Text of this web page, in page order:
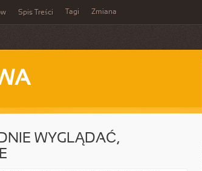
Spis Treści Tagi Zmiana
WYGLĄDAĆ,